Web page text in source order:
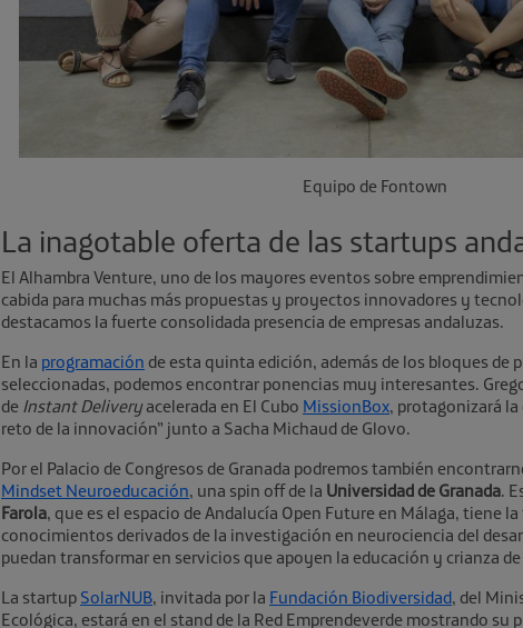
Equipo de Fontown
La inagotable oferta de las startups
El Alhambra Venture, uno de los mayores eventos sobre
cabida para muchas más propuestas y proyectos innovadores y
destacamos la fuerte consolidada presencia de empresas andaluzas.
En la programación de esta quinta edición, además de los bloques de
seleccionadas, podemos encontrar ponencias muy interesantes.
de Instant Deliveryacelerada en El Cubo MissionBox, protagonizará
reto de la innovación” junto a Sacha Michaud de Glovo.
Por el Palacio de Congresos de Granada podremos también
Mindset Neuroeducación, una spin off de la Universidad de Granada.
Farola, que es el espacio de Andalucía Open Future en Málaga, tiene
conocimientos derivados de la investigación en neurociencia del
puedan transformar en servicios que apoyen la educación y crianza
La startup SolarNUB, invitada por la Fundación Biodiversidad, del
Ecológica, estará en el stand de la Red Emprendeverde mostrando su